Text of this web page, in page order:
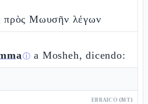
πρὸς Μωυσῆν λέγων
ⓘ a Mosheh, dicendo:
EBRAICO (MT)